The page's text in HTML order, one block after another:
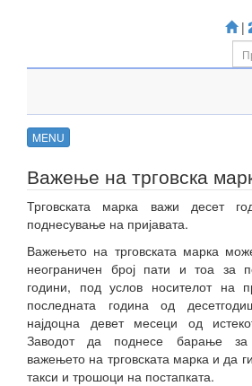
|
MENU
Важење на трговска
Трговската марка важи десет
поднесување на пријавата.
Важењето на трговската марка
неограничен број пати и тоа за
години, под услов носителот на
последната година од
најдоцна девет месеци од
Заводот да поднесе барање
важењето на трговската марка и да
такси и трошоци на постапката.